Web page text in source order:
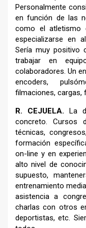
Personalmente
en función de las
como el atletismo
especializarse en
Sería muy positivo
trabajar en
colaboradores. Un
encoders,
filmaciones, cargas,
R. CEJUELA.La
concreto. Cursos
técnicas,
formación
on-line y en
alto nivel de
supuesto,
entrenamiento
asistencia a
charlas con otros
deportistas, etc.